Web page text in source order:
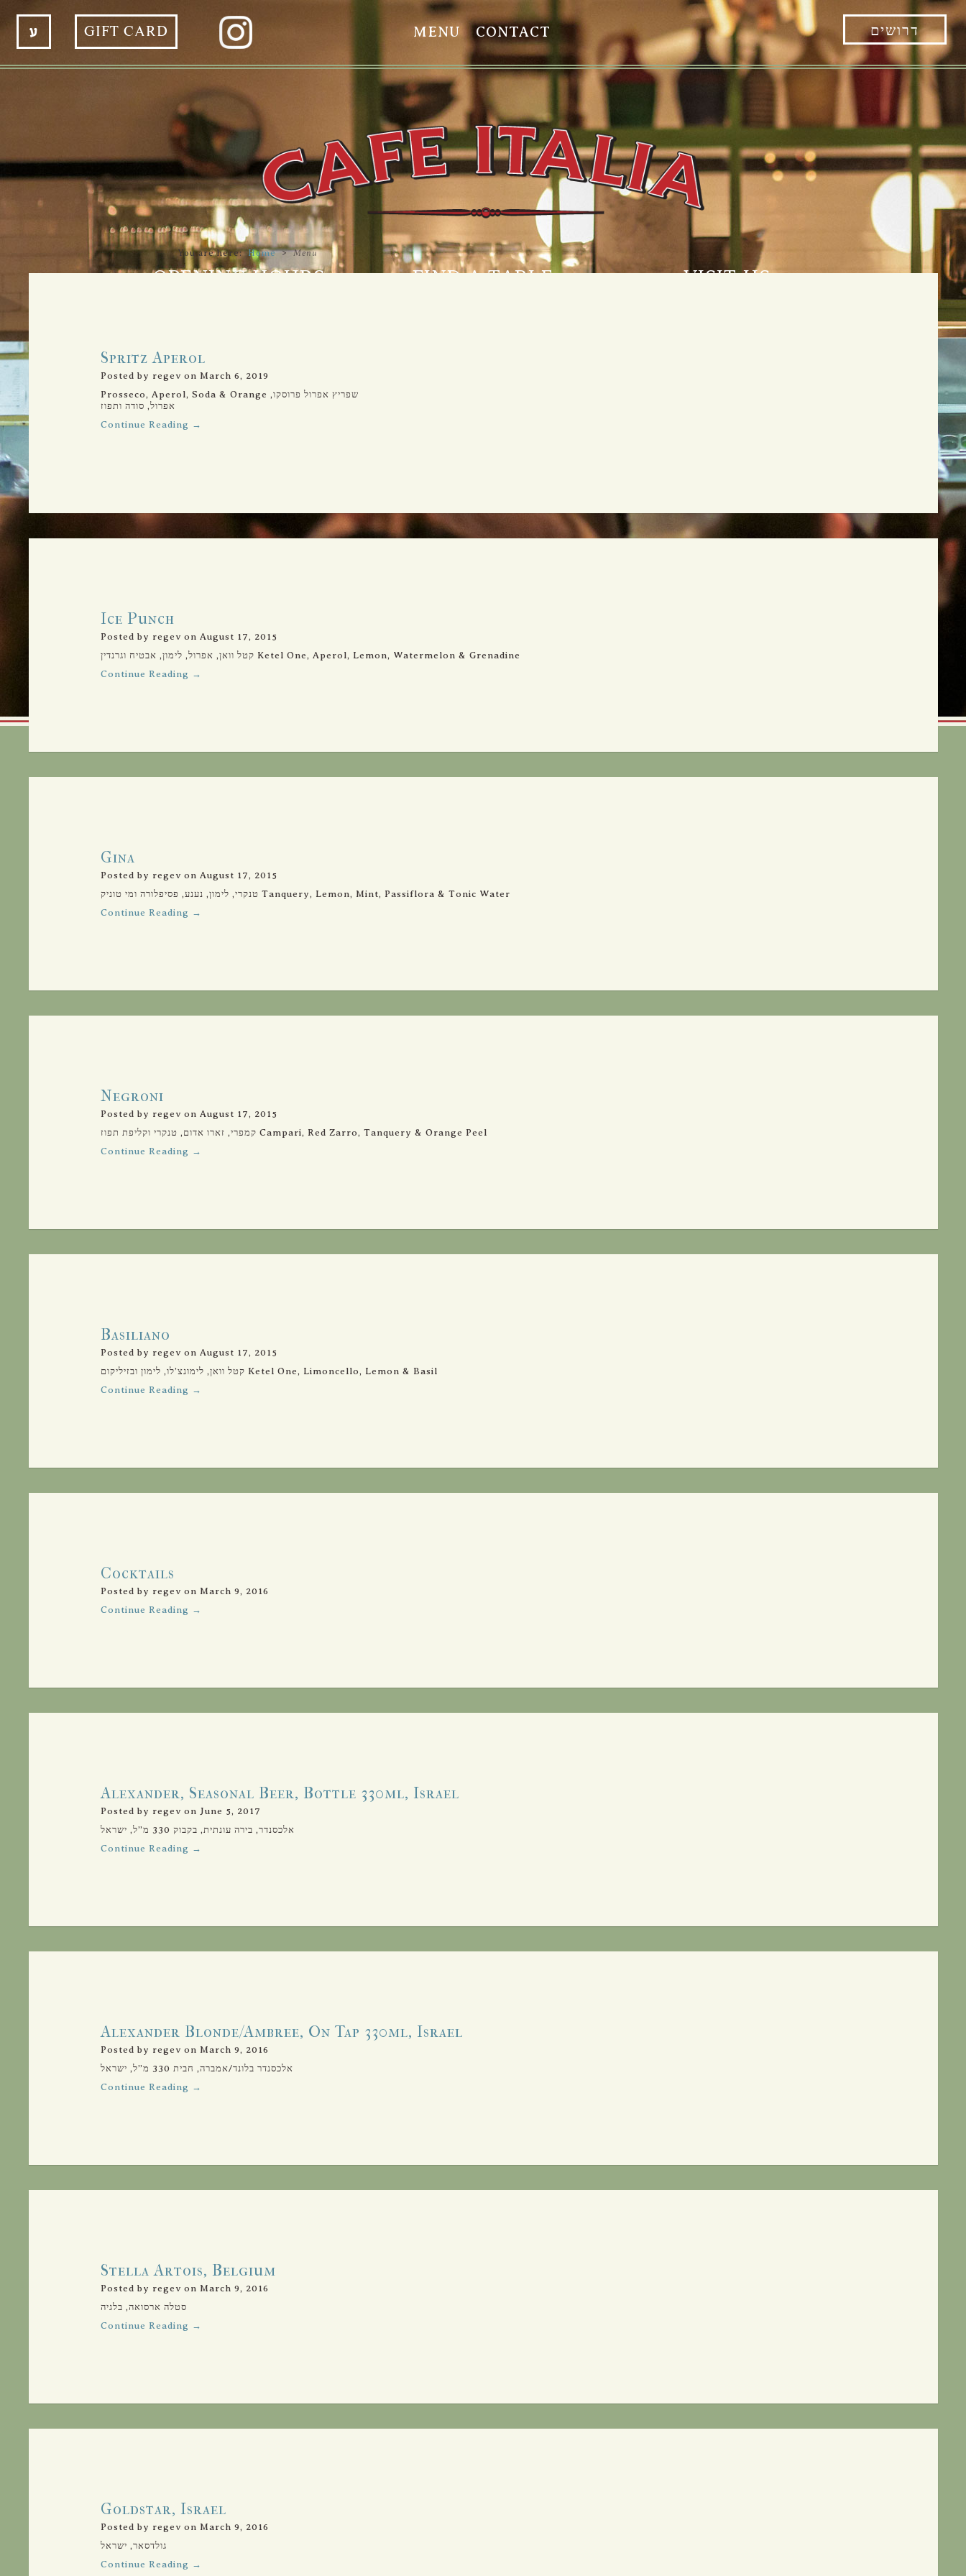
MENU CONTACT דרושים GIFT CARD ע
VISIT US
FIND A TABLE
OPENING HOURS
You are here: Home > Menu
Spritz Aperol
Posted by regev on March 6, 2019
Prosseco, Aperol, Soda & Orange שפריץ אפרול פרוסקו,
אפרול, סודה ותפוז
Continue Reading →
Ice Punch
Posted by regev on August 17, 2015
קטל וואן, אפרול, לימון, אבטיח וגרנדין Ketel One, Aperol, Lemon, Watermelon & Grenadine
Continue Reading →
Gina
Posted by regev on August 17, 2015
טנקרי, לימון, נענע, פסיפלורה ומי טוניק Tanquery, Lemon, Mint, Passiflora & Tonic Water
Continue Reading →
Negroni
Posted by regev on August 17, 2015
קמפרי, זארו אדום, טנקרי וקליפת תפוז Campari, Red Zarro, Tanquery & Orange Peel
Continue Reading →
Basiliano
Posted by regev on August 17, 2015
קטל וואן, לימונצ’לו, לימון ובזיליקום Ketel One, Limoncello, Lemon & Basil
Continue Reading →
Cocktails
Posted by regev on March 9, 2016
Continue Reading →
Alexander, Seasonal Beer, Bottle 330ml, Israel
Posted by regev on June 5, 2017
אלכסנדר, בירה עונתית, בקבוק 330 מ”ל, ישראל
Continue Reading →
Alexander Blonde/Ambree, On Tap 330ml, Israel
Posted by regev on March 9, 2016
אלכסנדר בלונד/אמברה, חבית 330 מ”ל, ישראל
Continue Reading →
Stella Artois, Belgium
Posted by regev on March 9, 2016
סטלה ארסואה, בלגיה
Continue Reading →
Goldstar, Israel
Posted by regev on March 9, 2016
גולדסאר, ישראל
Continue Reading →